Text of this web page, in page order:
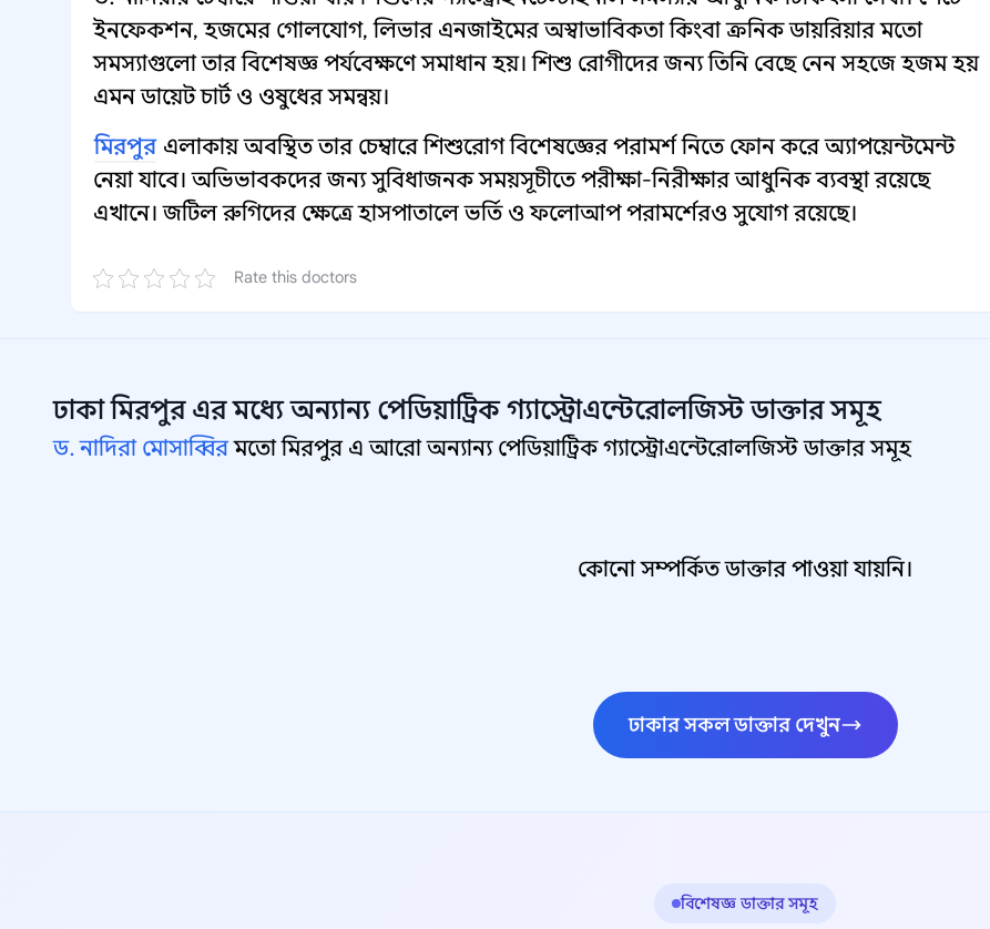
ইনফেকশন, হজমের গোলযোগ, লিভার এনজাইমের অস্বাভাবিকতা কিংবা ক্রনিক ডায়রিয়ার মতো
সমস্যাগুলো তার বিশেষজ্ঞ পর্যবেক্ষণে সমাধান হয়। শিশু রোগীদের জন্য তিনি বেছে নেন সহজে হজম হয়
এমন ডায়েট চার্ট ও ওষুধের সমন্বয়।
মিরপুর এলাকায় অবস্থিত তার চেম্বারে শিশুরোগ বিশেষজ্ঞের পরামর্শ নিতে ফোন করে অ্যাপয়েন্টমেন্ট
নেয়া যাবে। অভিভাবকদের জন্য সুবিধাজনক সময়সূচীতে পরীক্ষা-নিরীক্ষার আধুনিক ব্যবস্থা রয়েছে
এখানে। জটিল রুগিদের ক্ষেত্রে হাসপাতালে ভর্তি ও ফলোআপ পরামর্শেরও সুযোগ রয়েছে।
Rate this doctors
ঢাকা মিরপুর এর মধ্যে অন্যান্য পেডিয়াট্রিক গ্যাস্ট্রোএন্টেরোলজিস্ট ডাক্তার সমূহ
ড. নাদিরা মোসাব্বিরমতো মিরপুর এ আরো অন্যান্য পেডিয়াট্রিক গ্যাস্ট্রোএন্টেরোলজিস্ট ডাক্তার সমূহ
কোনো সম্পর্কিত ডাক্তার পাওয়া যায়নি।
ঢাকার সকল ডাক্তার দেখুন
বিশেষজ্ঞ ডাক্তার সমূহ